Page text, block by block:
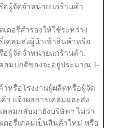
อผู้จัดจำหน่ายแก่ร้านค้า
ตอรี่สำรองให้ใช้ระหว่าง
เคลมส่งผู้นำเข้าสินค้าหรือ
อผู้จัดจำหน่ายแก่ร้านค้า.
คลมปกติของจะอยู่ประมาณ 1-
าหรือโรงงานผู้ผลิตหรือผู้จัด
า แจ้งผลการเคลมและส่ง
คลมกลับมายังบริษัทฯ ไม่ว่า
ตอรี่เคลมเป็นสินค้าใหม่ หรือ